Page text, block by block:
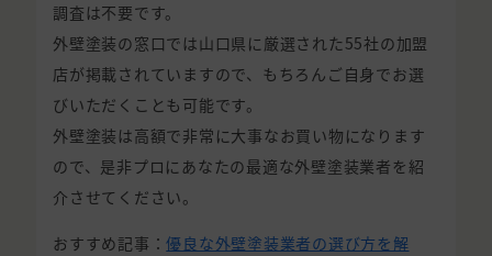
調査は不要です。
外壁塗装の窓口では山口県に厳選された55社の加盟
店が掲載されていますので、もちろんご自身でお選
びいただくことも可能です。
外壁塗装は高額で非常に大事なお買い物になります
ので、是非プロにあなたの最適な外壁塗装業者を紹
介させてください。
おすすめ記事：優良な外壁塗装業者の選び方を解